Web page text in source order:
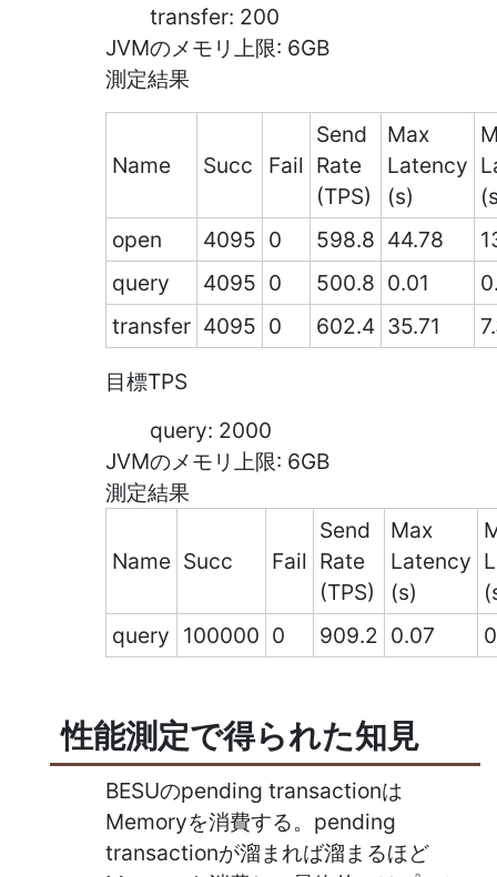
transfer: 200
JVMのメモリ上限: 6GB
測定結果
Name Succ Fail
Send
Rate
(TPS)
Max
Latency
(s)
open
4095 0 598.8 44.78
query
4095 0 500.8 0.01
transfer 4095 0 602.4 35.71
目標TPS
query: 2000
JVMのメモリ上限: 6GB
測定結果
Name Succ Fail
Send
Rate
(TPS)
Max
Latency
(s)
query 100000 0 909.2 0.07
性能測定で得られた知見
BESUのpending transactionは
Memoryを消費する。pending
transactionが溜まれば溜まるほど